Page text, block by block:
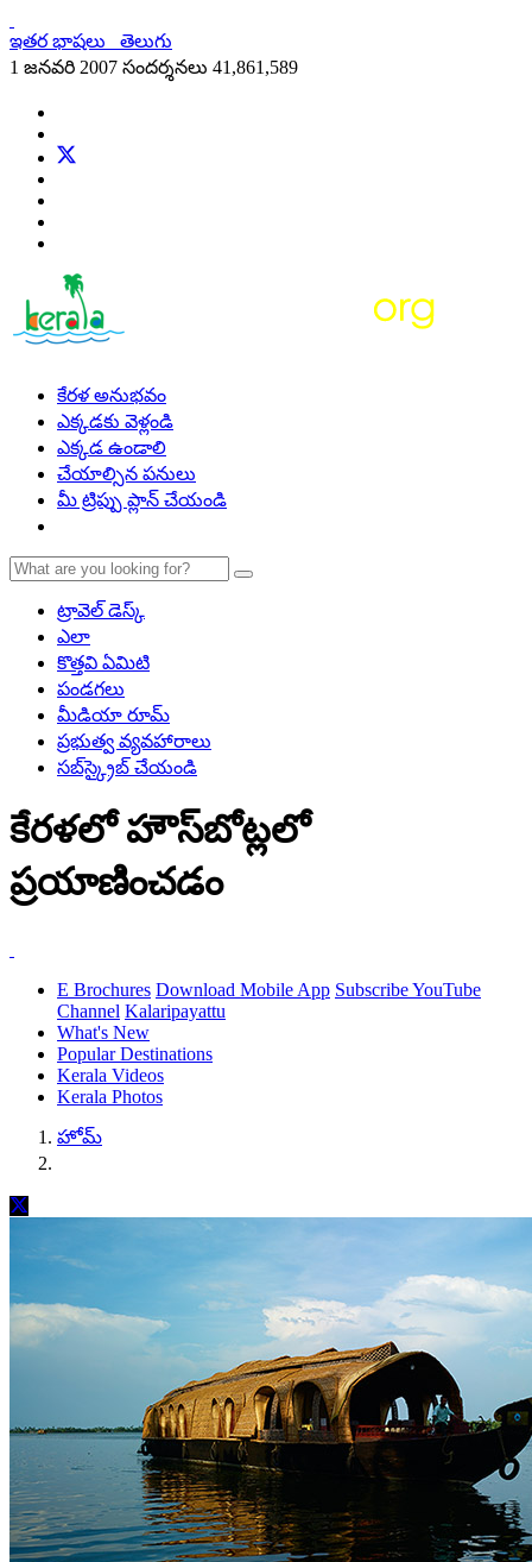
ఇతర భాషలు
తెలుగు
1 జనవరి 2007 సందర్శనలు 41,861,589
కేరళ అనుభవం
ఎక్కడకు వెళ్లండి
ఎక్కడ ఉండాలి
చేయాల్సిన పనులు
మీ ట్రిప్పు ప్లాన్ చేయండి
ట్రావెల్ డెస్క్
ఎలా
కొత్తవి ఏమిటి
పండగలు
మీడియా రూమ్
ప్రభుత్వ వ్యవహారాలు
సబ్‌స్క్రైబ్ చేయండి
కేరళలో హౌస్‌బోట్లలో
ప్రయాణించడం
E Brochures Download Mobile App Subscribe YouTube
Channel Kalaripayattu
What's New
Popular Destinations
Kerala Videos
Kerala Photos
హోమ్